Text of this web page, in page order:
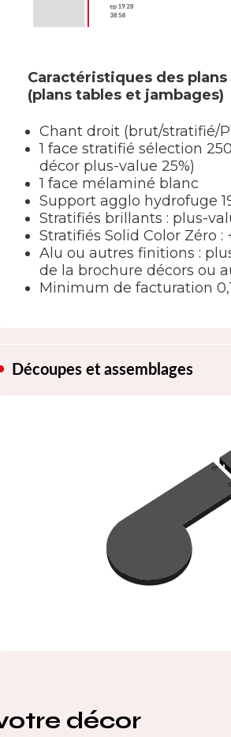
Caractéristiques des
(plans tables et jambages)
Chant droit (brut/stratifié/
1 face stratifié sélection
décor plus-value 25%)
1 face mélaminé blanc
Support agglo hydrofuge
Stratifiés brillants : plus-
Stratifiés Solid Color Zéro :
Alu ou autres finitions :
de la brochure décors ou
Minimum de facturation
Découpes et assemblages
décor